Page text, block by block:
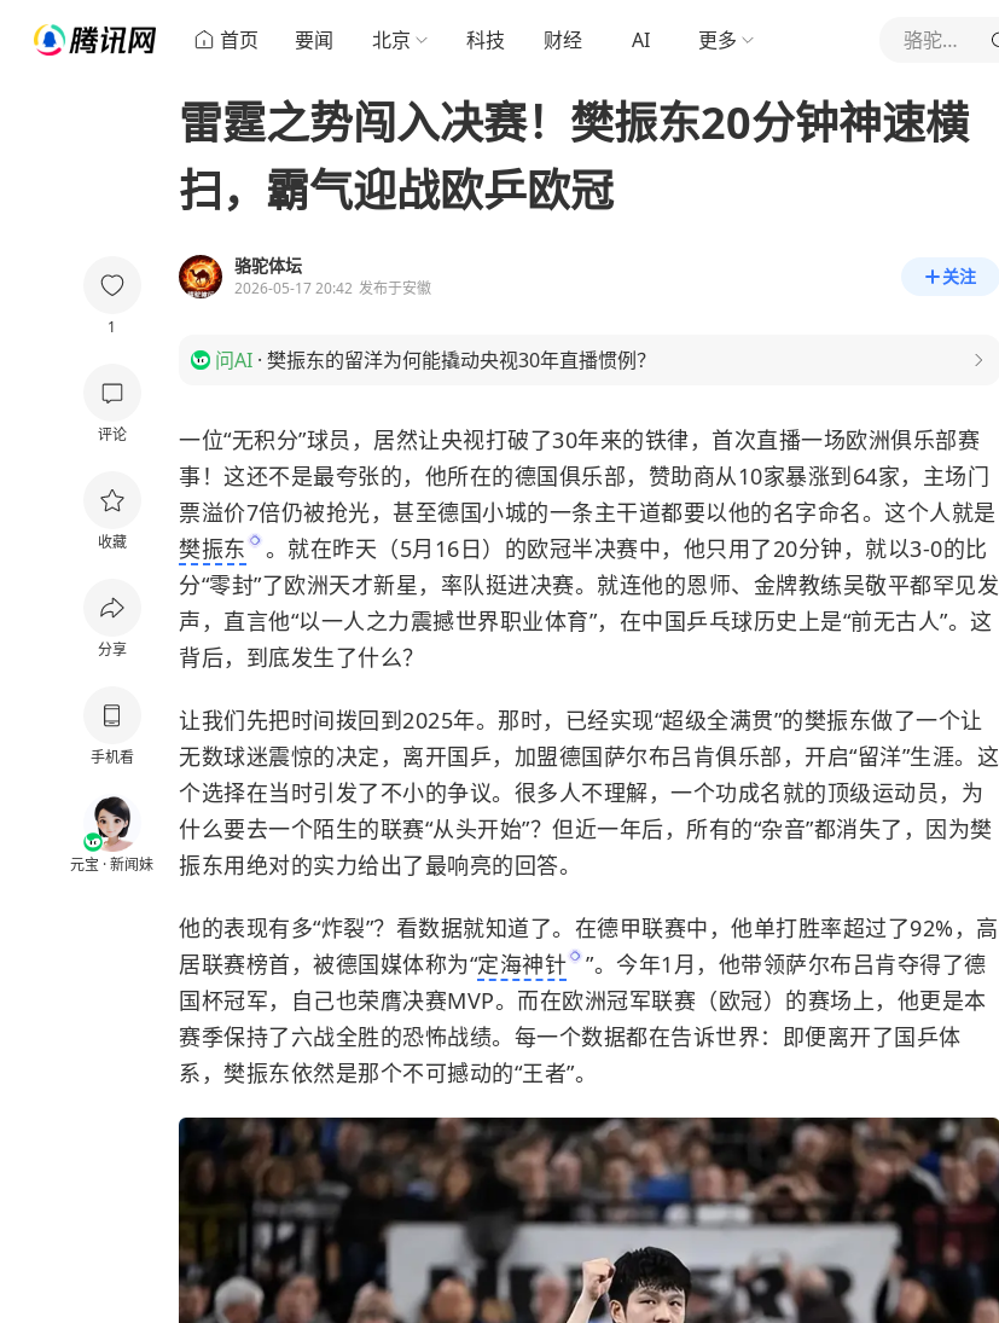
首页 要闻 北京 科技 财经 AI 更多 骆驼体坛
1
评论
收藏
分享
手机看
元宝 · 新闻妹
雷霆之势闯入决赛！樊振东20分钟神速横
扫，霸气迎战欧乒欧冠
骆驼体坛
2026-05-17 20:42 发布于安徽
关注
问AI · 樊振东的留洋为何能撬动央视30年直播惯例？
一位“无积分”球员，居然让央视打破了30年来的铁律，首次直播一场欧洲俱乐部赛
事！这还不是最夸张的，他所在的德国俱乐部，赞助商从10家暴涨到64家，主场门
票溢价7倍仍被抢光，甚至德国小城的一条主干道都要以他的名字命名。这个人就是
樊振东
。就在昨天（5月16日）的欧冠半决赛中，他只用了20分钟，就以3-0的比
分“零封”了欧洲天才新星，率队挺进决赛。就连他的恩师、金牌教练吴敬平都罕见发
声，直言他“以一人之力震撼世界职业体育”，在中国乒乓球历史上是“前无古人”。这
背后，到底发生了什么？
让我们先把时间拨回到2025年。那时，已经实现“超级全满贯”的樊振东做了一个让
无数球迷震惊的决定，离开国乒，加盟德国萨尔布吕肯俱乐部，开启“留洋”生涯。这
个选择在当时引发了不小的争议。很多人不理解，一个功成名就的顶级运动员，为
什么要去一个陌生的联赛“从头开始”？但近一年后，所有的“杂音”都消失了，因为樊
振东用绝对的实力给出了最响亮的回答。
他的表现有多“炸裂”？看数据就知道了。在德甲联赛中，他单打胜率超过了92%，高
居联赛榜首，被德国媒体称为“定海神针
”。今年1月，他带领萨尔布吕肯夺得了德
国杯冠军，自己也荣膺决赛MVP。而在欧洲冠军联赛（欧冠）的赛场上，他更是本
赛季保持了六战全胜的恐怖战绩。每一个数据都在告诉世界：即便离开了国乒体
系，樊振东依然是那个不可撼动的“王者”。